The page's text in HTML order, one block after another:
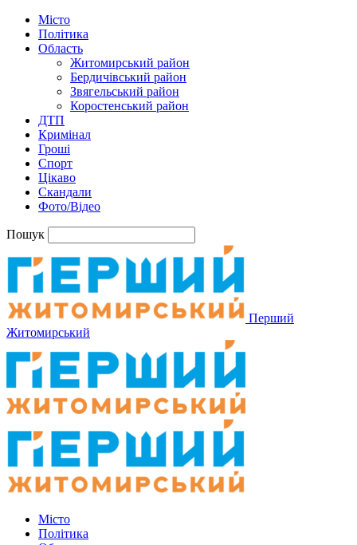
Місто
Політика
Область
Житомирський район
Бердичівський район
Звягельський район
Коростенський район
ДТП
Кримінал
Гроші
Спорт
Цікаво
Скандали
Фото/Відео
Пошук
Перший
Житомирський
Місто
Політика